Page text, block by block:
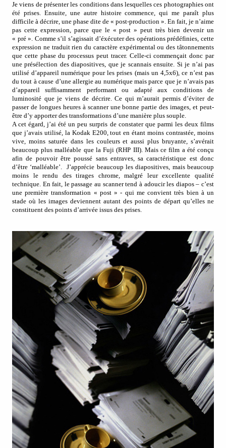
Je viens de présenter les conditions dans lesquelles ces photographies ont
été prises. Ensuite, une autre histoire commence, qui me paraît plus
difficile à décrire, une phase dite de « post-production ». En fait, je n’aime
pas cette expression, parce que le « post » peut très bien devenir un
« pré ». Comme s’il s’agissait d’éxécuter des opérations prédéfinies, cette
expression ne traduit rien du caractère expérimental ou des tâtonnements
que cette phase du processus peut tracer. Celle-ci commençait donc par
une présélection des diapositives, que je scannais ensuite. Si je n’ai pas
utilisé d’appareil numérique pour les prises (mais un 4,5x6), ce n’est pas
du tout à cause d’une allergie au numérique mais parce que je n’avais pas
d’appareil suffisamment performant ou adapté aux conditions de
luminosité que je viens de décrire. Ce qui m’aurait permis d’éviter de
passer de longues heures à scanner une bonne partie des images, et peut-
être d’y apporter des transformations d’une manière plus souple.
A cet égard, j’ai été un peu surpris de constater que parmi les deux films
que j’avais utilisé, la Kodak E200, tout en étant moins contrastée, moins
vive, moins saturée dans les couleurs et aussi plus bruyante, s’avérait
beaucoup plus malléable que la Fuji (RHP III). Mais ce film a été conçu
afin de pouvoir être poussé sans entraves, sa caractéristique est donc
d’être ‘malléable’. J’apprécie beaucoup les diapositives, mais beaucoup
moins le rendu des tirages chrome, malgré leur excellente qualité
technique. En fait, le passage au scanner tend à adoucir les diapos – c’est
une première transformation « post » - qui me convient très bien à un
stade où les images deviennent autant des points de départ qu’elles ne
constituent des points d’arrivée issus des prises.